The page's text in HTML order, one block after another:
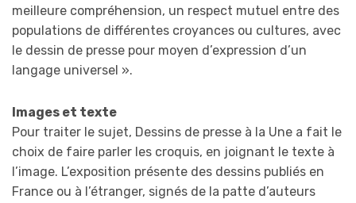
meilleure compréhension, un respect mutuel entre des
populations de différentes croyances ou cultures, avec
le dessin de presse pour moyen d’expression d’un
langage universel ».
Images et texte
Pour traiter le sujet, Dessins de presse à la Une a fait le
choix de faire parler les croquis, en joignant le texte à
l’image. L’exposition présente des dessins publiés en
France ou à l’étranger, signés de la patte d’auteurs